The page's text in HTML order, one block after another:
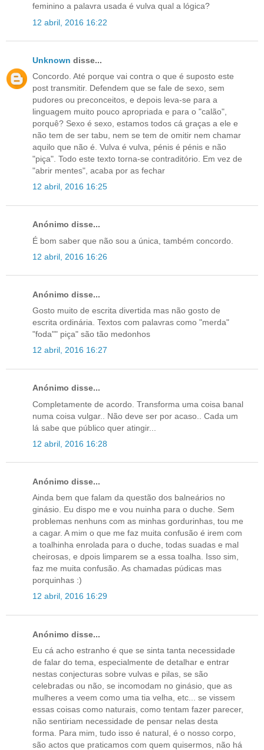
feminino a palavra usada é vulva qual a lógica?
12 abril, 2016 16:22
Unknown disse...
Concordo. Até porque vai contra o que é suposto este
post transmitir. Defendem que se fale de sexo, sem
pudores ou preconceitos, e depois leva-se para a
linguagem muito pouco apropriada e para o "calão",
porquê? Sexo é sexo, estamos todos cá graças a ele e
não tem de ser tabu, nem se tem de omitir nem chamar
aquilo que não é. Vulva é vulva, pénis é pénis e não
"piça". Todo este texto torna-se contraditório. Em vez de
"abrir mentes", acaba por as fechar
12 abril, 2016 16:25
Anónimo disse...
É bom saber que não sou a única, também concordo.
12 abril, 2016 16:26
Anónimo disse...
Gosto muito de escrita divertida mas não gosto de
escrita ordinária. Textos com palavras como "merda"
"foda"" piça" são tão medonhos
12 abril, 2016 16:27
Anónimo disse...
Completamente de acordo. Transforma uma coisa banal
numa coisa vulgar.. Não deve ser por acaso.. Cada um
lá sabe que público quer atingir...
12 abril, 2016 16:28
Anónimo disse...
Ainda bem que falam da questão dos balneários no
ginásio. Eu dispo me e vou nuinha para o duche. Sem
problemas nenhuns com as minhas gordurinhas, tou me
a cagar. A mim o que me faz muita confusão é irem com
a toalhinha enrolada para o duche, todas suadas e mal
cheirosas, e dpois limparem se a essa toalha. Isso sim,
faz me muita confusão. As chamadas púdicas mas
porquinhas :)
12 abril, 2016 16:29
Anónimo disse...
Eu cá acho estranho é que se sinta tanta necessidade
de falar do tema, especialmente de detalhar e entrar
nestas conjecturas sobre vulvas e pilas, se são
celebradas ou não, se incomodam no ginásio, que as
mulheres a veem como uma tia velha, etc... se vissem
essas coisas como naturais, como tentam fazer parecer,
não sentiriam necessidade de pensar nelas desta
forma. Para mim, tudo isso é natural, é o nosso corpo,
são actos que praticamos com quem quisermos, não há